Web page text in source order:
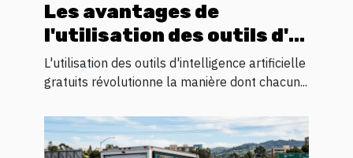
Les avantages de
l'utilisation des outils d'IA
gratuits pour l'innovation
personnelle
L'utilisation des outils d'intelligence artificielle
gratuits révolutionne la manière dont chacun...